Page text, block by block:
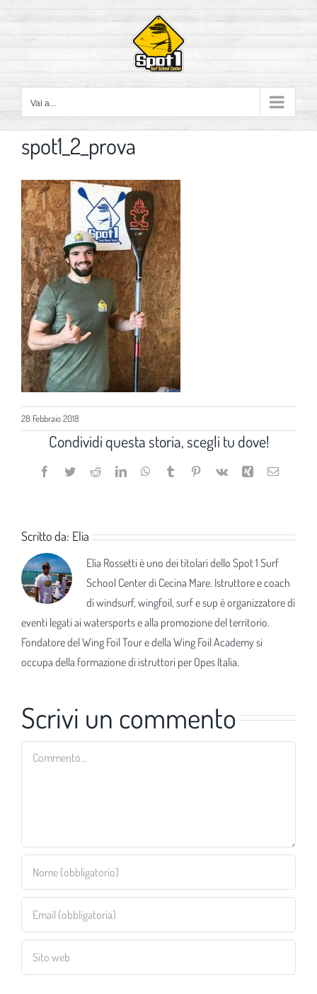
contenuto
Vai a...
spot1_2_prova
28 Febbraio 2018
Condividi questa storia, scegli tu dove!
Facebook
TwitterRedditLinkedInWhatsApp
TumblrPinterest
Vk Xing Email
Scritto da: Elia
Elia Rossetti è uno dei titolari dello Spot 1 Surf
School Center di Cecina Mare. Istruttore e coach
di windsurf, wingfoil, surf e sup è organizzatore di
eventi legati ai watersports e alla promozione del territorio.
Fondatore del Wing Foil Tour e della Wing Foil Academy si
occupa della formazione di istruttori per Opes Italia.
Scrivi un commento
Commento